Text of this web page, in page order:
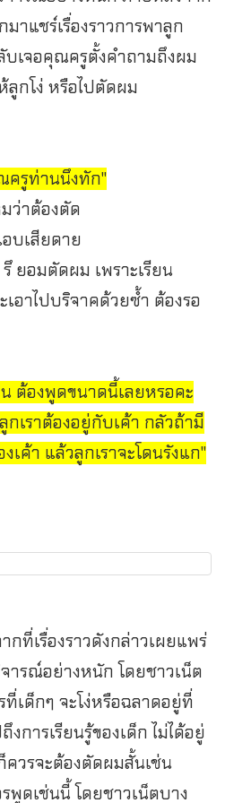
แชร์เรื่องราวการพาลูก
บเจอคุณครูตั้งคำถามถึงผม
ลูกโง่ หรือไปตัดผม
ครูท่านนึงทัก"
ว่าต้องตัด
บเสียดาย
ยอมตัดผม เพราะเรียน
อาไปบริจาคด้วยซ้ำ ต้องรอ
ต้องพูดขนาดนี้เลยหรอคะ
เราต้องอยู่กับเค้า กลัวถ้ามี
เค้า แล้วลูกเราจะโดนรังแก"
กที่เรื่องราวดังกล่าวเผยแพร่
ารณ์อย่างหนัก โดยชาวเน็ต
เด็กๆ จะโง่หรือฉลาดอยู่ที่
งการเรียนรู้ของเด็ก ไม่ได้อยู่
วรจะต้องตัดผมสั้นเช่น
พูดเช่นนี้ โดยชาวเน็ตบาง